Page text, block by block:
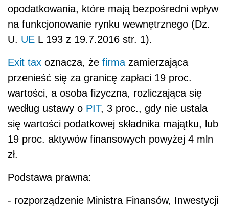
opodatkowania, które mają bezpośredni wpływ
na funkcjonowanie rynku wewnętrznego (Dz.
U. UE L 193 z 19.7.2016 str. 1).
Exit tax oznacza, że firma zamierzająca
przenieść się za granicę zapłaci 19 proc.
wartości, a osoba fizyczna, rozliczająca się
według ustawy o PIT, 3 proc., gdy nie ustala
się wartości podatkowej składnika majątku, lub
19 proc. aktywów finansowych powyżej 4 mln
zł.
Podstawa prawna:
- rozporządzenie Ministra Finansów, Inwestycji